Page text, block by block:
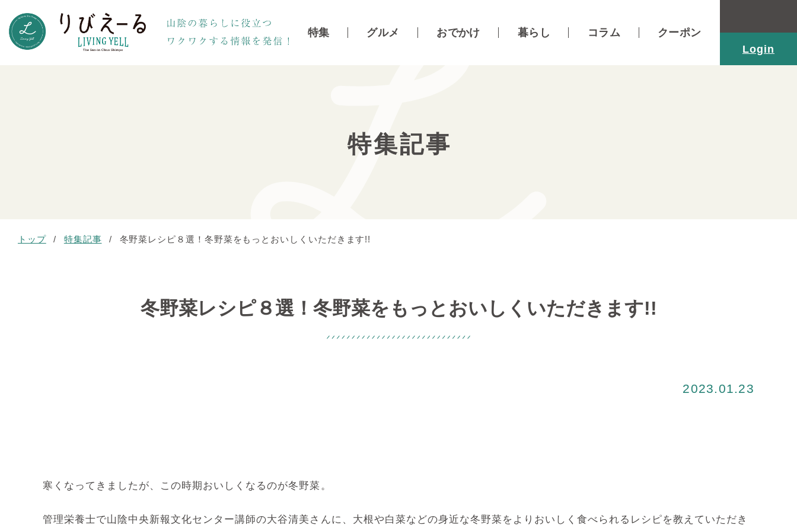
特集 グルメ おでかけ 暮らし コラム
クーポン
Login
特集記事
トップ / 特集記事 / 冬野菜レシピ８選！冬野菜をもっとおいしくいただきます!!
冬野菜レシピ８選！冬野菜をもっとおいしくいただきます!!
2023.01.23
寒くなってきましたが、この時期おいしくなるのが冬野菜。
管理栄養士で山陰中央新報文化センター講師の大谷清美さんに、大根や白菜などの身近な冬野菜をよりおいしく食べられるレシピを教えていただき